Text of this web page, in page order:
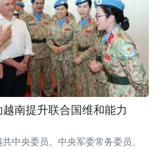
南提升联合国维和能力
中央委员、中央军委常务委员、